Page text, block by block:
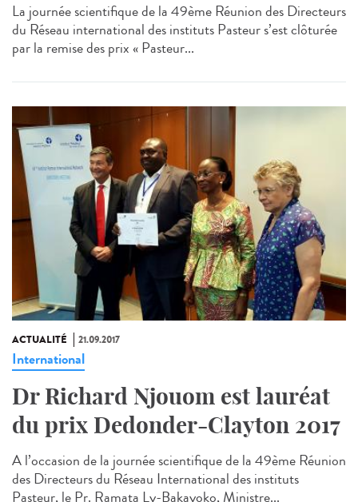
La journée scientifique de la 49ème Réunion des Directeurs
du Réseau international des instituts Pasteur s’est clôturée
par la remise des prix « Pasteur...
ACTUALITÉ 21.09.2017
International
Dr Richard Njouom est lauréat
du prix Dedonder-Clayton 2017
A l’occasion de la journée scientifique de la 49ème Réunion
des Directeurs du Réseau International des instituts
Pasteur, le Pr. Ramata Ly-Bakayoko, Ministre...